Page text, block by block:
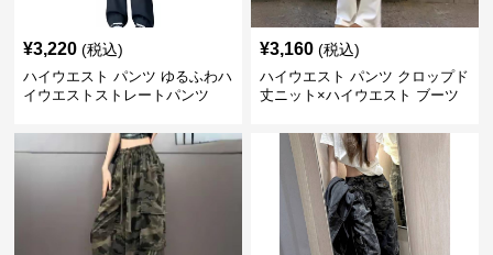
¥3,220 (税込)
ハイウエスト パンツ ゆるふわハ
イウエストストレートパンツ
¥3,160 (税込)
ハイウエスト パンツ クロップド
丈ニット×ハイウエスト ブーツ